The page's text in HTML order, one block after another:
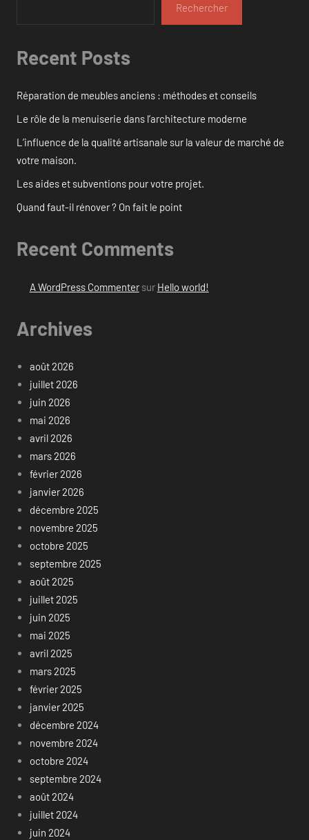
Rechercher
Recent Posts
Réparation de meubles anciens : méthodes et conseils
Le rôle de la menuiserie dans l’architecture moderne
L’influence de la qualité artisanale sur la valeur de marché de
votre maison.
Les aides et subventions pour votre projet.
Quand faut-il rénover ? On fait le point
Recent Comments
A WordPress Commentersur Hello world!
Archives
août 2026
juillet 2026
juin 2026
mai 2026
avril 2026
mars 2026
février 2026
janvier 2026
décembre 2025
novembre 2025
octobre 2025
septembre 2025
août 2025
juillet 2025
juin 2025
mai 2025
avril 2025
mars 2025
février 2025
janvier 2025
décembre 2024
novembre 2024
octobre 2024
septembre 2024
août 2024
juillet 2024
juin 2024